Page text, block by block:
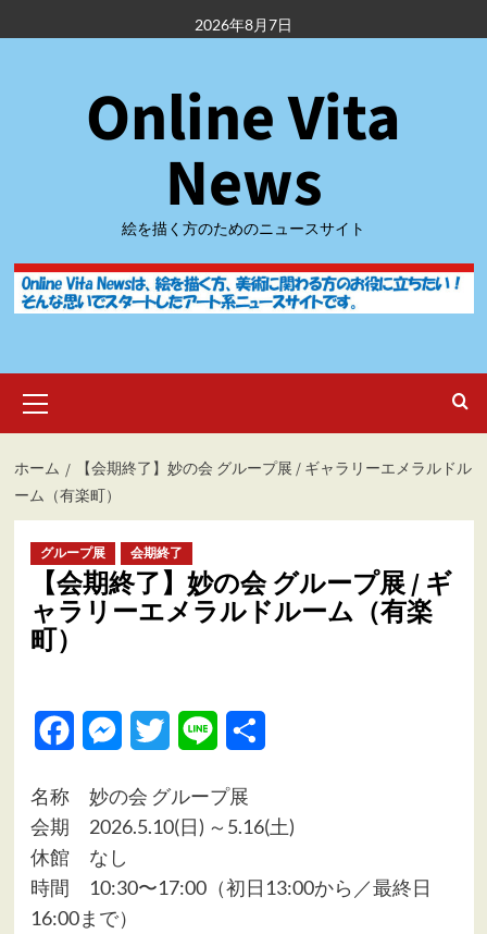
容
2026年8月7日
Online Vita
News
絵を描く方のためのニュースサイト
イ
ン
ニ
ュ
ー
ホーム
【会期終了】妙の会 グループ展 / ギャラリーエメラルドル
ーム（有楽町）
グループ展 会期終了
【会期終了】妙の会 グループ展 / ギ
ャラリーエメラルドルーム（有楽
町）
FacebookMessenger
Twitter Line
名称 妙の会 グループ展
会期 2026.5.10(日) ～5.16(土)
休館 なし
時間 10:30〜17:00（初日13:00から／最終日
16:00まで）